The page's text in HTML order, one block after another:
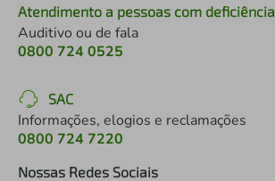
Atendimento a pessoas com deficiência
Auditivo ou de fala
0800 724 0525
SAC
Informações, elogios e reclamações
0800 724 7220
Nossas Redes Sociais